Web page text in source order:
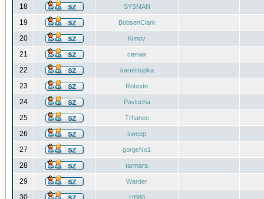
18 SYSMAN
19 BobsenClark
20 Kimov
21 cemak
22 karelstupka
23 Robodo
24 Pavlucha
25 Trhanec
26 sweep
27 gorgeNo1
28 tarmara
29 Warder
30 HB80